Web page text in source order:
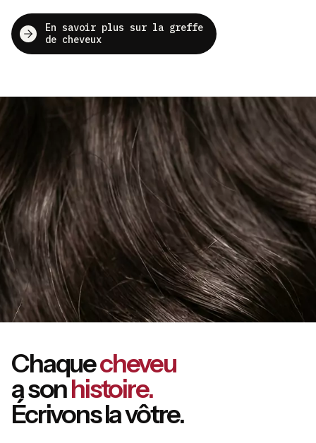
En savoir plus sur la greffe
de cheveux
Chaquecheveu
a sonhistoire.
Écrivons la vôtre.